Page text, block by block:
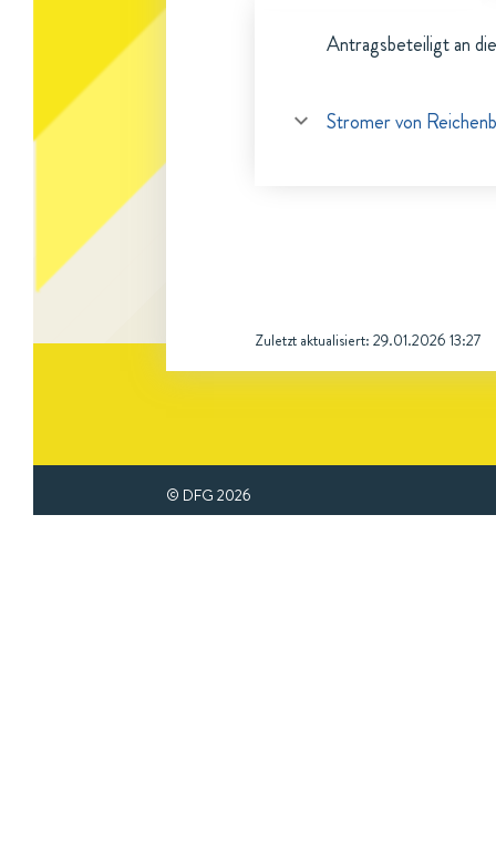
Antragsbeteiligt an
Stromer von
Zuletzt aktualisiert: 29.01.2026 13:27
© DFG 2026